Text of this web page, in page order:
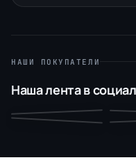
НАШИ ПОКУПАТЕЛИ
Наша лента в